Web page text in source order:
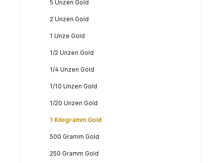
5 Unzen Gold
2 Unzen Gold
1 Unze Gold
1/2 Unzen Gold
1/4 Unzen Gold
1/10 Unzen Gold
1/20 Unzen Gold
1 Kilogramm Gold
500 Gramm Gold
250 Gramm Gold